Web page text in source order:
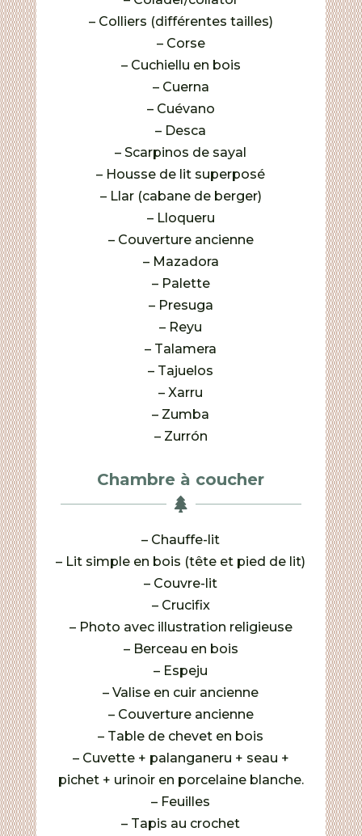
– Colliers (différentes tailles)
– Corse
– Cuchiellu en bois
– Cuerna
– Cuévano
– Desca
– Scarpinos de sayal
– Housse de lit superposé
– Llar (cabane de berger)
– Lloqueru
– Couverture ancienne
– Mazadora
– Palette
– Presuga
– Reyu
– Talamera
– Tajuelos
– Xarru
– Zumba
– Zurrón
Chambre à coucher

– Chauffe-lit
– Lit simple en bois (tête et pied de lit)
– Couvre-lit
– Crucifix
– Photo avec illustration religieuse
– Berceau en bois
– Espeju
– Valise en cuir ancienne
– Couverture ancienne
– Table de chevet en bois
– Cuvette + palanganeru + seau +
pichet + urinoir en porcelaine blanche.
– Feuilles
– Tapis au crochet